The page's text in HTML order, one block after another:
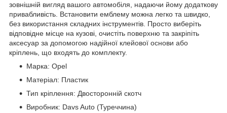
зовнішній вигляд вашого автомобіля, надаючи йому додаткову
привабливість. Встановити емблему можна легко та швидко,
без використання складних інструментів. Просто виберіть
відповідне місце на кузові, очистіть поверхню та закріпіть
аксесуар за допомогою надійної клейової основи або
кріплень, що входять до комплекту.
Марка: Opel
Матеріал: Пластик
Тип кріплення: Двосторонній скотч
Виробник: Davs Auto (Туреччина)